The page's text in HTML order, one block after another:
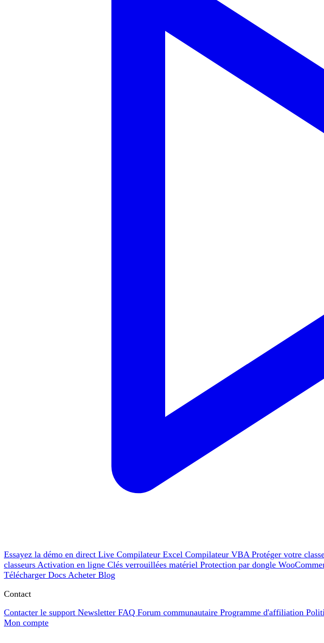
Essayez la démo en direct Live Compilateur Excel Compilateur VBA Protéger votre
classeurs Activation en ligne Clés verrouillées matériel Protection par dongle
Télécharger Docs Acheter Blog
Contact
Contacter le support Newsletter FAQ Forum communautaire Programme d'affiliation
Mon compte